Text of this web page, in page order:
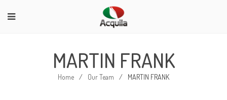
MARTIN FRANK
Home / Our Team / MARTIN FRANK